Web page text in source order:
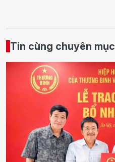
Tin cùng chuyên mục